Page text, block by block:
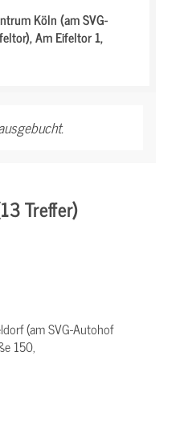
Köln (am SVG-
Am Eifeltor 1,
Treffer)
(am SVG-Autohof
150,